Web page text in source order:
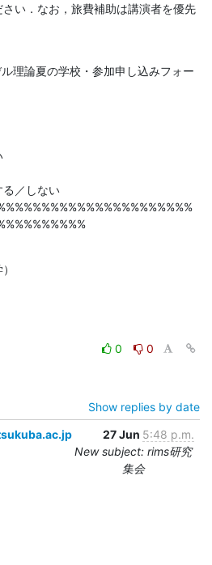
い．なお，旅費補助は講演者を優先
ル理論夏の学校・参加申し込みフォー
る／しない
0
0
Show replies by date
27 Jun 5:48 p.m.
New subject: rims研究
集会